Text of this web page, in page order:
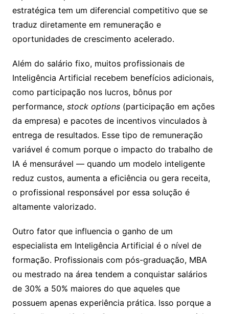
estratégica tem um diferencial competitivo que se
traduz diretamente em remuneração e
oportunidades de crescimento acelerado.
Além do salário fixo, muitos profissionais de
Inteligência Artificial recebem benefícios adicionais,
como participação nos lucros, bônus por
performance, stock options(participação em ações
da empresa) e pacotes de incentivos vinculados à
entrega de resultados. Esse tipo de remuneração
variável é comum porque o impacto do trabalho de
IA é mensurável — quando um modelo inteligente
reduz custos, aumenta a eficiência ou gera receita,
o profissional responsável por essa solução é
altamente valorizado.
Outro fator que influencia o ganho de um
especialista em Inteligência Artificial é o nível de
formação. Profissionais com pós-graduação, MBA
ou mestrado na área tendem a conquistar salários
de 30% a 50% maiores do que aqueles que
possuem apenas experiência prática. Isso porque a